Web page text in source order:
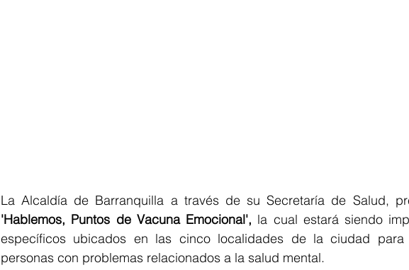
'Hablemos, Puntos de Vacuna Emocional', la cual estará siendo
específicos ubicados en las cinco localidades de la ciudad para
personas con problemas relacionados a la salud mental.